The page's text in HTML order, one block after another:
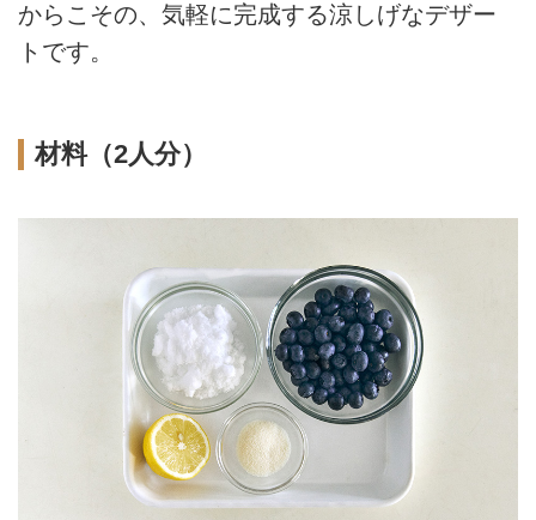
からこその、気軽に完成する涼しげなデザー
トです。
材料（2人分）